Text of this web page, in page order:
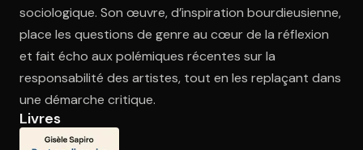
sociologique. Son œuvre, d’inspiration bourdieusienne,
place les questions de genre au cœur de la réflexion
et fait écho aux polémiques récentes sur la
responsabilité des artistes, tout en les replaçant dans
une démarche critique.
Livres